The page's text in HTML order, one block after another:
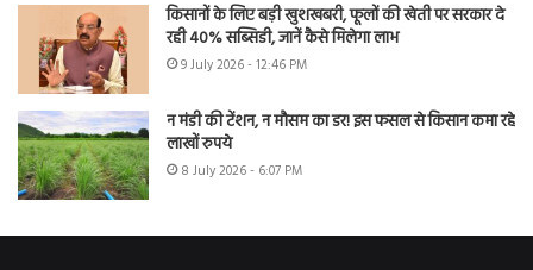
किसानों के लिए बड़ी खुशखबरी, फूलों की खेती पर सरकार दे
रही 40% सब्सिडी, जानें कैसे मिलेगा लाभ
9 July 2026 - 12:46 PM
न मंडी की टेंशन, न मौसम का डर! इस फसल से किसान कमा रहे
लाखों रुपये
8 July 2026 - 6:07 PM